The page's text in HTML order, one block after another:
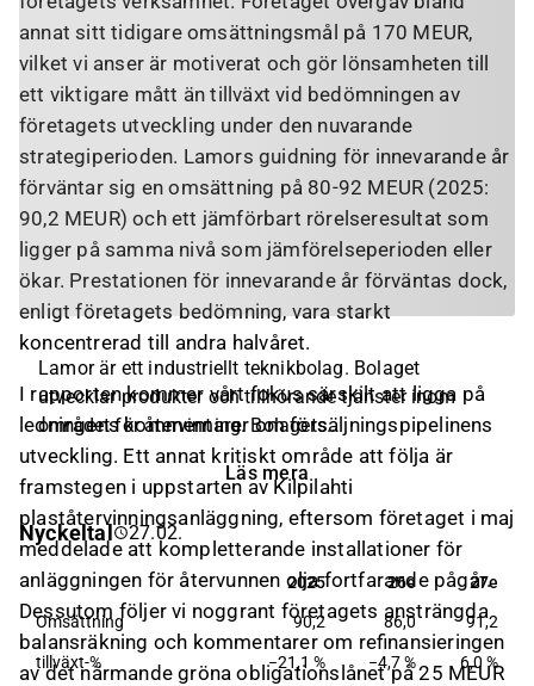
annat sitt tidigare omsättningsmål på 170 MEUR,
vilket vi anser är motiverat och gör lönsamheten till
ett viktigare mått än tillväxt vid bedömningen av
företagets utveckling under den nuvarande
strategiperioden. Lamors guidning för innevarande år
förväntar sig en omsättning på 80-92 MEUR (2025:
90,2 MEUR) och ett jämförbart rörelseresultat som
ligger på samma nivå som jämförelseperioden eller
ökar. Prestationen för innevarande år förväntas dock,
enligt företagets bedömning, vara starkt
koncentrerad till andra halvåret.
I rapporten kommer vårt fokus särskilt att ligga på
ledningens kommentarer om försäljningspipelinens
utveckling. Ett annat kritiskt område att följa är
framstegen i uppstarten av Kilpilahti
plaståtervinningsanläggning, eftersom företaget i maj
meddelade att kompletterande installationer för
anläggningen för återvunnen olja fortfarande pågår.
Dessutom följer vi noggrant företagets ansträngda
balansräkning och kommentarer om refinansieringen
av det närmande gröna obligationslånet på 25 MEUR
Lamor är ett industriellt teknikbolag. Bolaget
utvecklar produkter och tillhörande tjänster inom
området för återvinning. Bolagets
specialistkompetens återfinns inom utveckling av
system som används inom avfallshantering och
vattenrening. Utöver huvudverksamheten erbjuds
rådgivning och installationstjänster. Kunderna
återfinns inom varierande sektorer med störst
inriktning mot avfallshantering.
Läs mera
Nyckeltal 27.02.
2025 26e 27e
2025 26e 27e
Omsättning 90,2 86,0 91,2
tillväxt-% −21,1 % −4,7 % 6,0 %